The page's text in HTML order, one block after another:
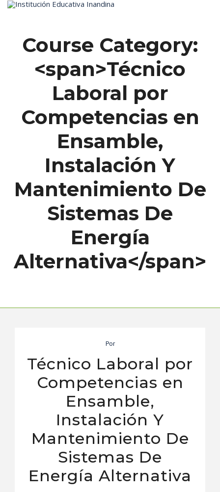
Inicio
Course Category:
<span>Técnico
Laboral por
Competencias en
Ensamble,
Instalación Y
Mantenimiento De
Sistemas De
Energía
Alternativa</span>
Por
Técnico Laboral por
Competencias en
Ensamble,
Instalación Y
Mantenimiento De
Sistemas De
Energía Alternativa